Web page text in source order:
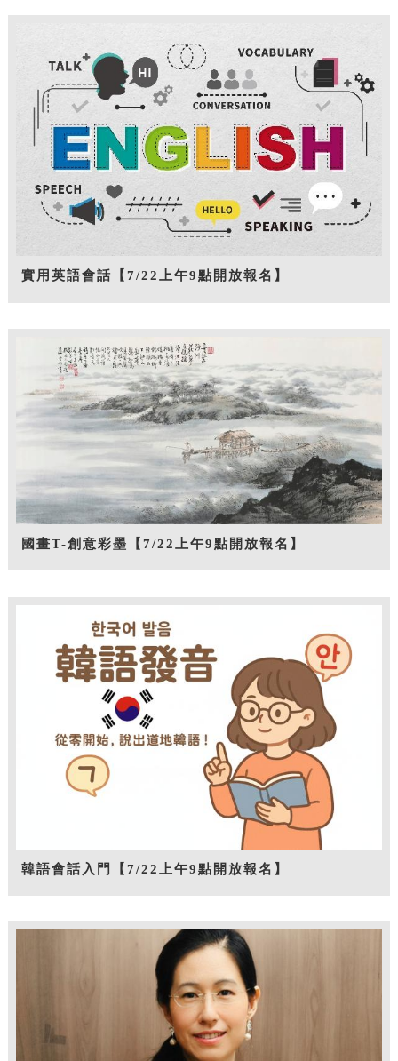
實用英語會話【7/22上午9點開放報名】
國畫T-創意彩墨【7/22上午9點開放報名】
韓語會話入門【7/22上午9點開放報名】